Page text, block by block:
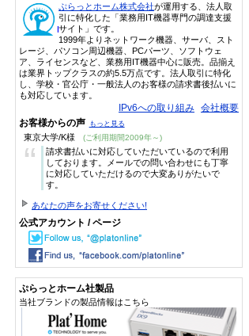
ぷらっとホーム株式会社が運用する、法人取
引に特化した「業務用IT機器専門の調達支援
サイト」です。
1999年よりネットワーク機器、サーバ、スト
レージ、パソコン周辺機器、PCパーツ、ソフトウェ
ア、ライセンスなど、業務用IT機器中心に販売。品揃え
は業界トップクラスの約5.5万点です。法人取引に特化
し、学校・官公庁・一般法人のお客様の請求書後払いに
も対応しています。
IPv6への取り組み 会社概要
お客様からの声 もっと見る
東京大学/K様 (ご利用期間2009年～)
“
請求書払いに対応していただいているので利用
しております。メールでの問い合わせにも丁寧
に対応していただけるので大変ありがたいで
す。
あなたの声をお寄せください!
公式アカウント / ページ
ぷらっとホーム社製品
当社ブランドの製品情報はこちら